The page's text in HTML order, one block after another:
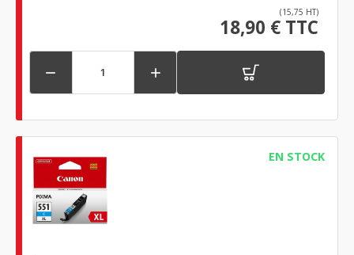
(15,75 HT)
18,90 € TTC
 
EN STOCK